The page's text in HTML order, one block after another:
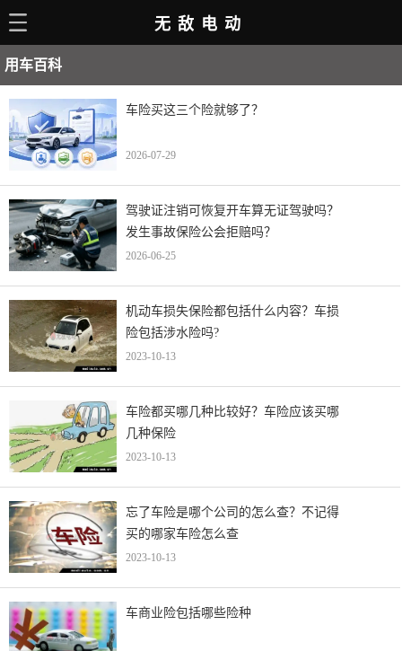
主页
电动百科
电车资讯
电车手册
选车推荐
充电站
用车百科
销量榜
经销商
无敌电动
用车百科
车险买这三个险就够了？
2026-07-29
驾驶证注销可恢复开车算无证驾驶吗？
发生事故保险公会拒赔吗？
2026-06-25
机动车损失保险都包括什么内容？车损
险包括涉水险吗?
2023-10-13
车险都买哪几种比较好？车险应该买哪
几种保险
2023-10-13
忘了车险是哪个公司的怎么查？不记得
买的哪家车险怎么查
2023-10-13
车商业险包括哪些险种